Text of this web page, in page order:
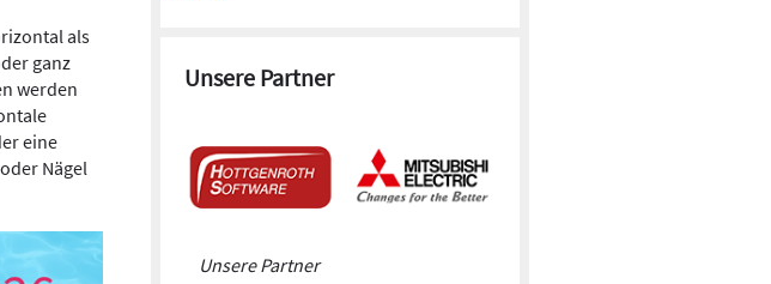
als
ganz
werden
eine
Nägel
Unsere Partner
Unsere Partner